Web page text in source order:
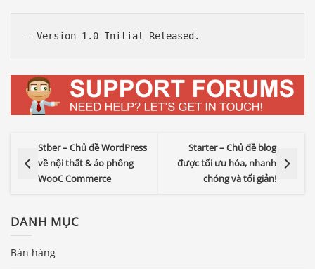
Stber – Chủ đề WordPress
về nội thất & áo phông
WooC Commerce
Starter – Chủ đề blog
được tối ưu hóa, nhanh
chóng và tối giản!
DANH MỤC
Bán hàng